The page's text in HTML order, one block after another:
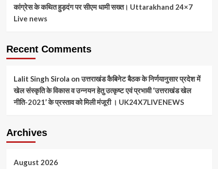
कांग्रेस के कथित हुड़दंग पर सीएम धामी सख्त। Uttarakhand 24×7
Live news
Recent Comments
Lalit Singh Sirola onउत्तराखंड कैबिनेट बैठक के निर्णयानुसार प्रदेश में
खेल संस्कृति के विकास व उन्नयन हेतु उत्कृष्ट एवं प्रभावी ‘उत्तराखंड खेल
नीति-2021’ के प्रस्ताव को मिली मंजूरी । UK24X7LIVENEWS
Archives
August 2026